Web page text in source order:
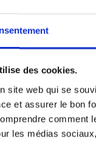
des cookies.
site web qui se
et assurer le bon
comment
les médias
optimale de votre
toutes les
PRODUITS
-9%